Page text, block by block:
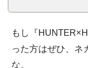
もし『
った方はぜひ、ネ
な。